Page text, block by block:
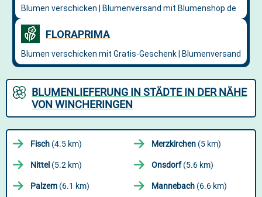
BLUMENLIEFERUNG IN STÄDTE IN DER NÄHE
VON WINCHERINGEN
Fisch (4.5 km) Merzkirchen (5 km)
Nittel (5.2 km) Onsdorf(5.6 km)
Palzem (6.1 km) Mannebach (6.6 km)